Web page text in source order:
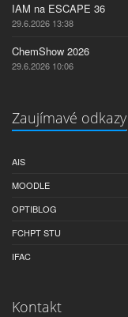
IAM na ESCAPE 36
29.6.2026 13:38
ChemShow 2026
29.6.2026 10:06
Zaujímavé odkazy
AIS
MOODLE
OPTIBLOG
FCHPT STU
IFAC
Kontakt